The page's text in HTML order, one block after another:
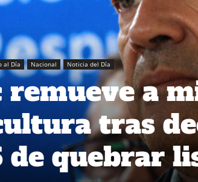
al Día Nacional Noticia del Día
remueve a
tras
de quebrar